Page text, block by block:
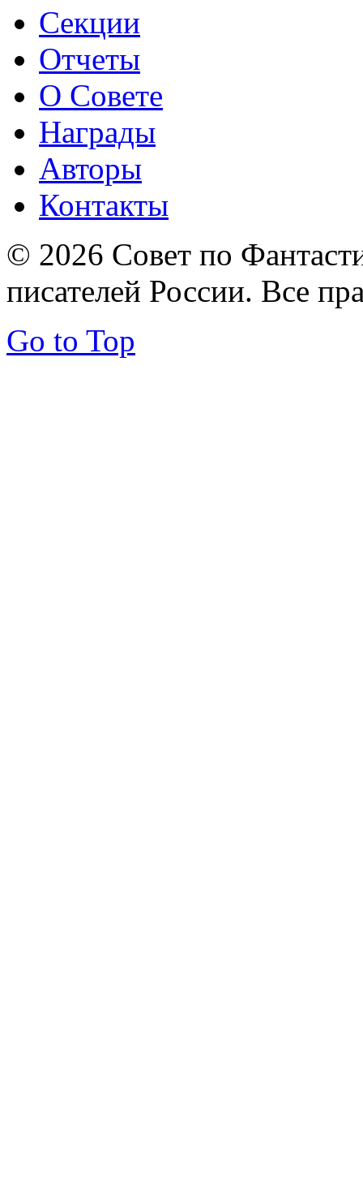
Секции
Отчеты
О Совете
Награды
Авторы
Контакты
© 2026 Совет по
писателей России. Все
Go to Top